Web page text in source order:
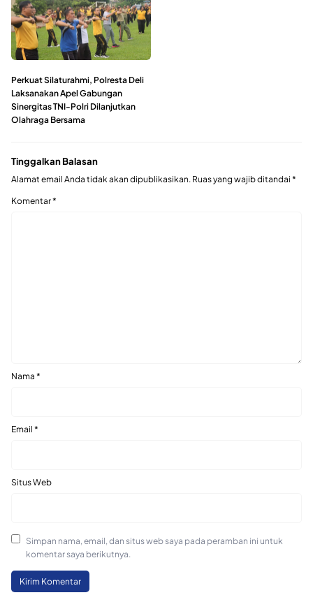
Perkuat Silaturahmi, Polresta Deli
Laksanakan Apel Gabungan
Sinergitas TNI-Polri Dilanjutkan
Olahraga Bersama
Tinggalkan Balasan
Alamat email Anda tidak akan dipublikasikan. Ruas yang wajib ditandai *
Komentar*
Nama *
Email *
Situs Web
Simpan nama, email, dan situs web saya pada peramban ini untuk
komentar saya berikutnya.